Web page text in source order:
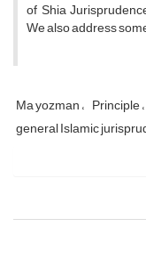
of Shia
We also address
Ma yozman Principle
general Islamic